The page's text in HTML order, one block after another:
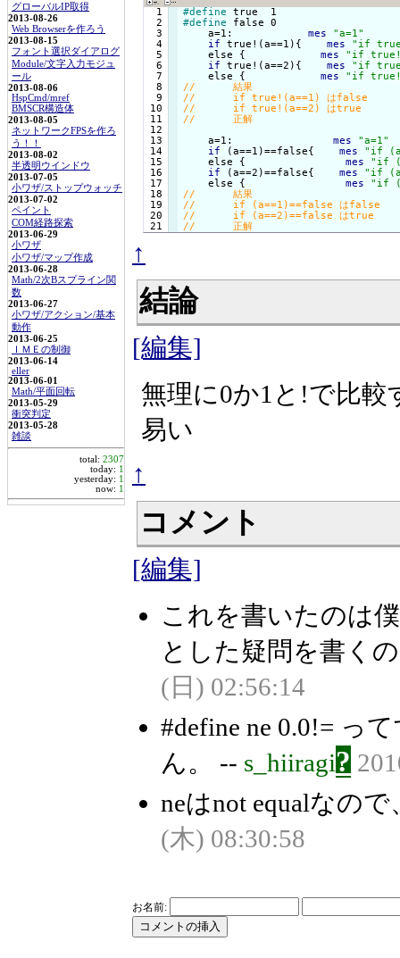
グローバルIP取得
2013-08-26
Web Browserを作ろう
2013-08-15
フォント選択ダイアログ
Module/文字入力モジュ
ール
2013-08-06
HspCmd/mref
BMSCR構造体
2013-08-05
ネットワークFPSを作ろ
う！！
2013-08-02
半透明ウインドウ
2013-07-05
小ワザ/ストップウォッチ
2013-07-02
ペイント
COM経路探索
2013-06-29
小ワザ
小ワザ/マップ作成
2013-06-28
Math/2次Bスプライン関
数
2013-06-27
小ワザ/アクション/基本
動作
2013-06-25
ＩＭＥの制御
2013-06-14
eller
2013-06-01
Math/平面回転
2013-05-29
衝突判定
2013-05-28
雑談
total: 2307
today: 1
yesterday: 1
now: 1
  1
  2
  3
  4
  5
  6
  7
  8
  9
10
11
12
13
14
15
16
17
18
19
20
#define
#define
false 0
    a=1:
mes
"a=1"
if
true!(a==1){ mes
"if
    else {
mes
"if
if
true!(a==2){ mes
"if
    else {
mes
"if
    a=1:
mes
"a=1"
if
(a==1)==false{ mes
"if
    else {
mes
"if
if
(a==2)==false{ mes
"if
    else {
mes
"if
↑
結論
[編集]
無理に0か1と!で比較
易い
↑
コメント
[編集]
これを書いたのは
とした疑問を書く
(日) 02:56:14
#define ne 0.0!= っ
ん。 -- s_hiiragi?
neはnot equalなの
(木) 08:30:58
お名前: